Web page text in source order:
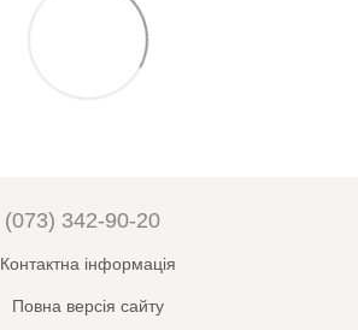
(073) 342-90-20
Контактна інформація
Повна версія сайту